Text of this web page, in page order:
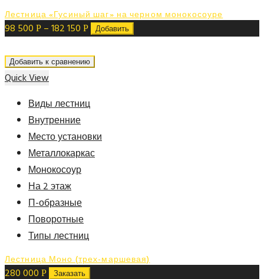
Лестница «Гусиный шаг» на черном монокосоуре
98 500 Р –182 150 Р Добавить
Добавить к сравнению
Quick View
Виды лестниц
Внутренние
Место установки
Металлокаркас
Монокосоур
На 2 этаж
П-образные
Поворотные
Типы лестниц
Лестница Моно (трех-маршевая)
280 000 Р Заказать